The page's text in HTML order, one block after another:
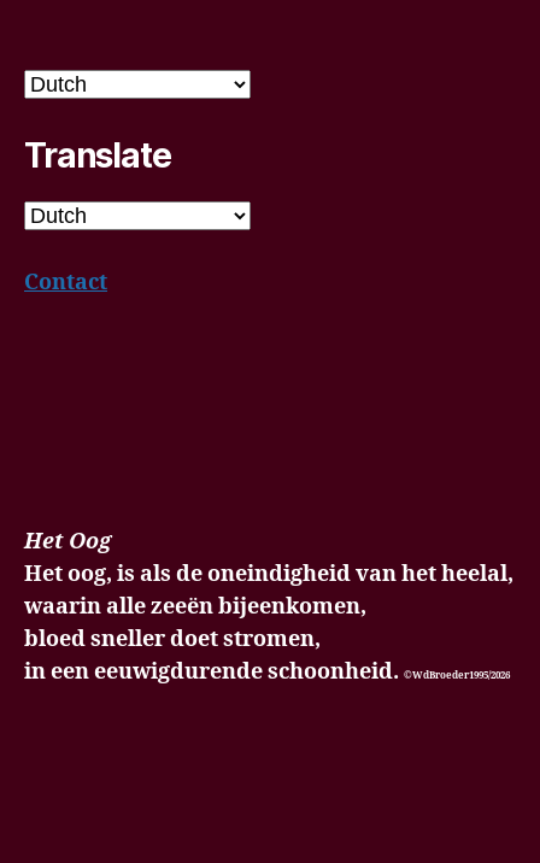
Translate
Contact
Het Oog
Het oog, is als de oneindigheid van het heelal,
waarin alle zeeën bijeenkomen,
bloed sneller doet stromen,
in een eeuwigdurende schoonheid. ©WdBroeder1995/2026